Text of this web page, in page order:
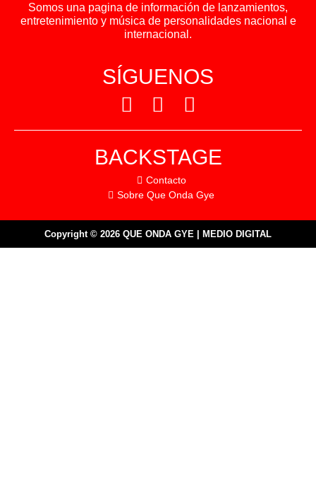
Somos una pagina de información de lanzamientos,
entretenimiento y música de personalidades nacional e
internacional.
SÍGUENOS
BACKSTAGE
Contacto
Sobre Que Onda Gye
Copyright © 2026 QUE ONDA GYE | MEDIO DIGITAL